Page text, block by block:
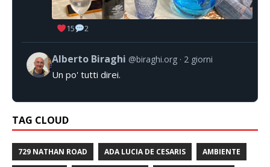
15 2
Alberto Biraghi @biraghi.org 2 giorni
Un po' tutti direi.
TAG CLOUD
729 NATHAN ROAD ADA LUCIA DE CESARIS AMBIENTE